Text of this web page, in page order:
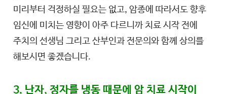
미리부터 걱정하실 필요는 없고, 암종에 따라서도 향후
임신에 미치는 영향이 아주 다르니까 치료 시작 전에
주치의 선생님 그리고 산부인과 전문의와 함께 상의를
해보시면 좋겠습니다.
3. 난자, 정자를 냉동 때문에 암 치료 시작이